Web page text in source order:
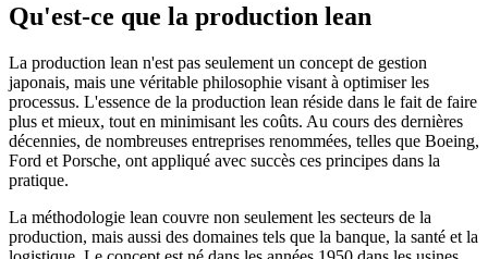
Qu'est-ce que la production lean
La production lean n'est pas seulement un concept de gestion
japonais, mais une véritable philosophie visant à optimiser les
processus. L'essence de la production lean réside dans le fait de faire
plus et mieux, tout en minimisant les coûts. Au cours des dernières
décennies, de nombreuses entreprises renommées, telles que Boeing,
Ford et Porsche, ont appliqué avec succès ces principes dans la
pratique.
La méthodologie lean couvre non seulement les secteurs de la
production, mais aussi des domaines tels que la banque, la santé et la